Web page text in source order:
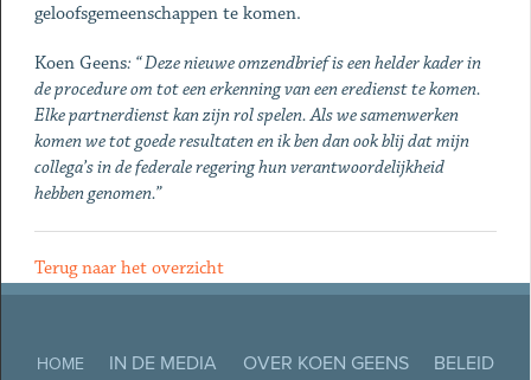
geloofsgemeenschappen te komen.
Koen Geens: “ Deze nieuwe omzendbrief is een helder kader in
de procedure om tot een erkenning van een eredienst te komen.
Elke partnerdienst kan zijn rol spelen. Als we samenwerken
komen we tot goede resultaten en ik ben dan ook blij dat mijn
collega’s in de federale regering hun verantwoordelijkheid
hebben genomen.”
Terug naar het overzicht
HOME IN DE MEDIA OVER KOEN GEENS
BELEID